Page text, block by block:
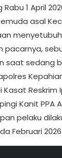
Rabu 1 April
asal
pacarnya,
saat sedang
Kasat Reskrim
Kanit PPA
pelaku
Februari